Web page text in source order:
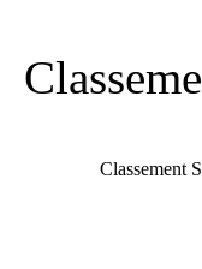
Classement